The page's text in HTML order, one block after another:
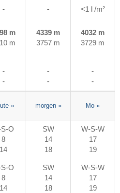
- - <1 l /m²
m
m
4339 m
3757 m
4032 m
3729 m
-
-
-
-
-
-
» morgen » Mo »
O
8
14
SW
14
18
W-S-W
17
19
O
8
14
SW
14
18
W-S-W
17
19